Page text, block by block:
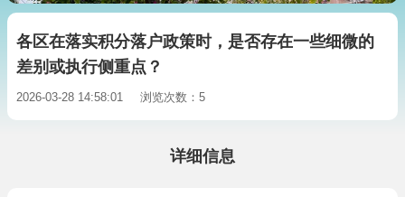
各区在落实积分落户政策时，是否存在一些细微的
差别或执行侧重点？
2026-03-28 14:58:01 浏览次数：5
详细信息